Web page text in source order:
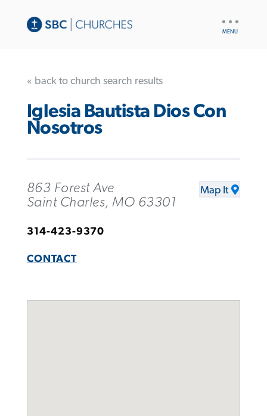
« back to church search results
Iglesia Bautista Dios Con
Nosotros
863 Forest Ave
Saint Charles, MO 63301
Map It
314-423-9370
CONTACT